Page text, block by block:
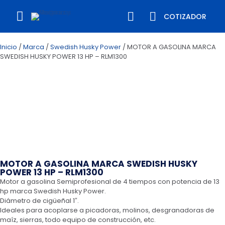
COTIZADOR
Inicio /Marca /Swedish Husky Power / MOTOR A GASOLINA MARCA
SWEDISH HUSKY POWER 13 HP – RLM1300
MOTOR A GASOLINA MARCA SWEDISH HUSKY
POWER 13 HP – RLM1300
Motor a gasolina Semiprofesional de 4 tiempos con potencia de 13
hp marca Swedish Husky Power.
Diámetro de cigüeñal 1″.
Ideales para acoplarse a picadoras, molinos, desgranadoras de
maíz, sierras, todo equipo de construcción, etc.